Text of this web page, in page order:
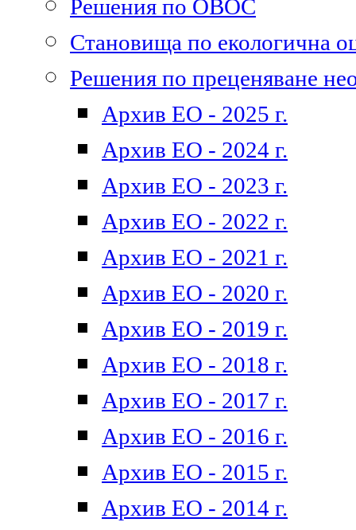
Решения по ОВОС
Становища по екологична
Решения по преценяване
Архив ЕО - 2025 г.
Архив ЕО - 2024 г.
Архив ЕО - 2023 г.
Архив ЕО - 2022 г.
Архив ЕО - 2021 г.
Архив ЕО - 2020 г.
Архив ЕО - 2019 г.
Архив ЕО - 2018 г.
Архив ЕО - 2017 г.
Архив ЕО - 2016 г.
Архив ЕО - 2015 г.
Архив ЕО - 2014 г.